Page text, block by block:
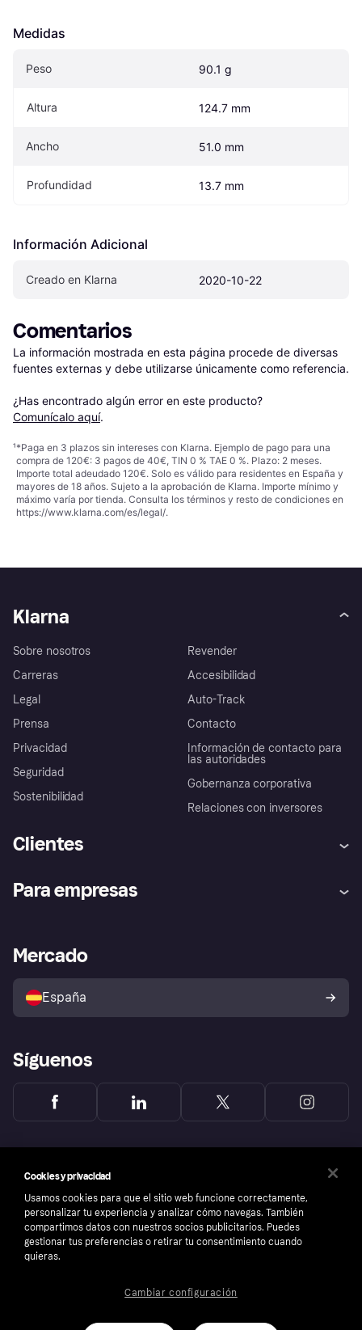
Medidas
Peso 90.1 g
Altura 124.7 mm
Ancho 51.0 mm
Profundidad 13.7 mm
Información Adicional
Creado en Klarna 2020-10-22
Comentarios
La información mostrada en esta página procede de diversas
fuentes externas y debe utilizarse únicamente como referencia.
¿Has encontrado algún error en este producto?
Comunícalo aquí.
¹*Paga en 3 plazos sin intereses con Klarna. Ejemplo de pago para una
compra de 120€: 3 pagos de 40€, TIN 0 % TAE 0 %. Plazo: 2 meses.
Importe total adeudado 120€. Solo es válido para residentes en España y
mayores de 18 años. Sujeto a la aprobación de Klarna. Importe mínimo y
máximo varía por tienda. Consulta los términos y resto de condiciones en
https://www.klarna.com/es/legal/.
Klarna
Sobre nosotros
Carreras
Legal
Prensa
Privacidad
Seguridad
Sostenibilidad
Revender
Accesibilidad
Auto-Track
Contacto
Información de contacto para
las autoridades
Gobernanza corporativa
Relaciones con inversores
Clientes
Inicio de sesión
Directorio de tiendas
Política de protección al
comprador de Klarna
Reclamaciones
Para empresas
Acceso empresas
Mercado
España
Síguenos
Número de empresa: 556737-0431
Cookies y privacidad
Usamos cookies para que el sitio web funcione correctamente,
personalizar tu experiencia y analizar cómo navegas. También
compartimos datos con nuestros socios publicitarios. Puedes
gestionar tus preferencias o retirar tu consentimiento cuando
quieras.
Cambiar configuración